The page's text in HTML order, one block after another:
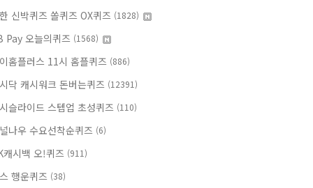
신박퀴즈 쏠퀴즈 OX퀴즈 (1828)
Pay 오늘의퀴즈 (1568)
홈플러스 11시 홈플퀴즈 (886)
닥 캐시워크 돈버는퀴즈 (12391)
슬라이드 스텝업 초성퀴즈 (110)
나우 수요선착순퀴즈 (6)
캐시백 오!퀴즈 (911)
행운퀴즈 (38)